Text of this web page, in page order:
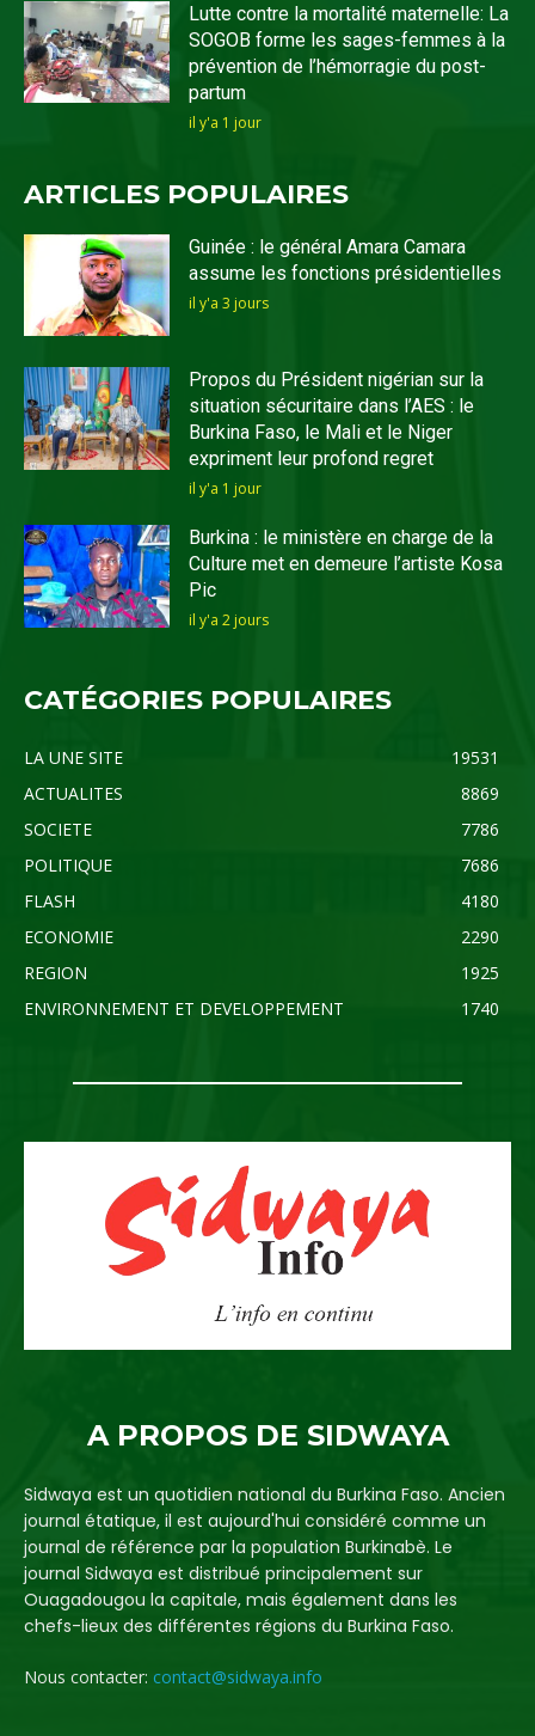
Lutte contre la mortalité maternelle: La
SOGOB forme les sages-femmes à la
prévention de l’hémorragie du post-
partum
il y'a 1 jour
ARTICLES POPULAIRES
Guinée : le général Amara Camara
assume les fonctions présidentielles
il y'a 3 jours
Propos du Président nigérian sur la
situation sécuritaire dans l’AES : le
Burkina Faso, le Mali et le Niger
expriment leur profond regret
il y'a 1 jour
Burkina : le ministère en charge de la
Culture met en demeure l’artiste Kosa
Pic
il y'a 2 jours
CATÉGORIES POPULAIRES
LA UNE SITE
19531
ACTUALITES
8869
SOCIETE
7786
POLITIQUE
7686
FLASH
4180
ECONOMIE
2290
REGION
1925
ENVIRONNEMENT ET DEVELOPPEMENT
1740
A PROPOS DE SIDWAYA
Sidwaya est un quotidien national du Burkina Faso. Ancien
journal étatique, il est aujourd'hui considéré comme un
journal de référence par la population Burkinabè. Le
journal Sidwaya est distribué principalement sur
Ouagadougou la capitale, mais également dans les
chefs-lieux des différentes régions du Burkina Faso.
Nous contacter: contact@sidwaya.info